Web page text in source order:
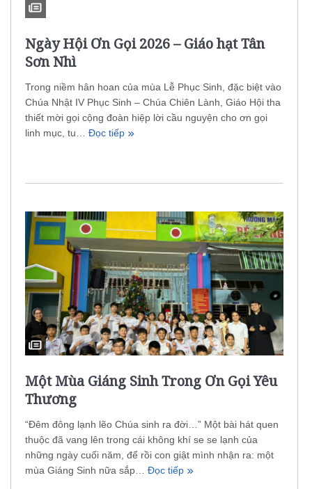
VĂN HOÁ NGHỆ THUẬT
TƯ LIỆU
GIỚI THIỆU
LIÊN HỆ
Ngày Hội Ơn Gọi 2026 – Giáo hạt Tân
Sơn Nhì
Trong niềm hân hoan của mùa Lễ Phục Sinh, đặc biệt vào
Chúa Nhật IV Phục Sinh – Chúa Chiên Lành, Giáo Hội tha
thiết mời gọi cộng đoàn hiệp lời cầu nguyện cho ơn gọi
linh mục, tu… Đọc tiếp
Một Mùa Giáng Sinh Trong Ơn Gọi Yêu
Thương
“Đêm đông lạnh lẽo Chúa sinh ra đời…” Một bài hát quen
thuộc đã vang lên trong cái không khí se se lạnh của
những ngày cuối năm, để rồi con giật mình nhận ra: một
mùa Giáng Sinh nữa sắp… Đọc tiếp